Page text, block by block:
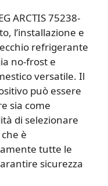
ARCTIS 75238-
l’installazione e
refrigerante
no-frost e
versatile. Il
può essere
sia come
di selezionare
è
tutte le
sicurezza